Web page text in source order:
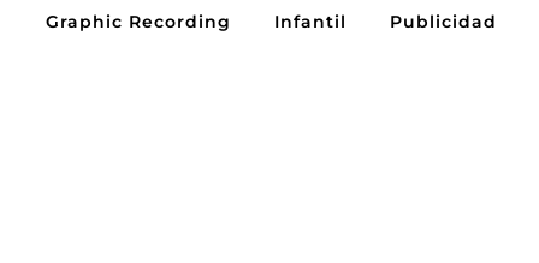
Graphic Recording Infantil Publicidad